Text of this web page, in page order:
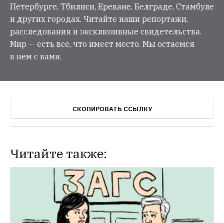
Петербурге, Тбилиси, Ереване, Белграде, Стамбуле
и других городах. Читайте наши репортажи,
расследования и эксклюзивные свидетельства.
Мир — есть все, что имеет место. Мы остаемся
в нем с вами.
СКОПИРОВАТЬ ССЫЛКУ
Читайте также: